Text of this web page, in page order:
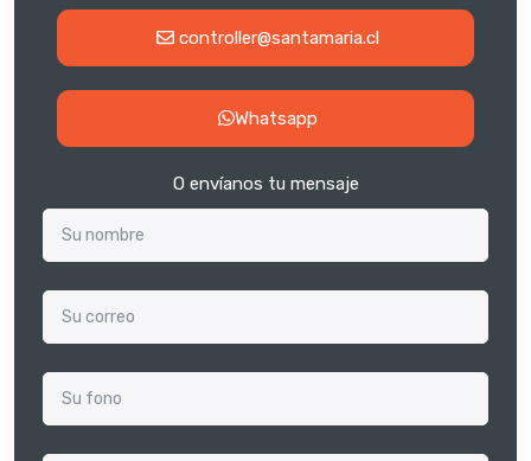
controller@santamaria.cl
Whatsapp
O envíanos tu mensaje